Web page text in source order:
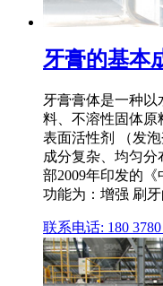
牙膏的基本
牙膏膏体是一种
料、不溶性固体原
表面活性剂 （发
成分复杂、均匀
部2009年印发的
功能为：增强 刷牙
联系电话: 180 3780